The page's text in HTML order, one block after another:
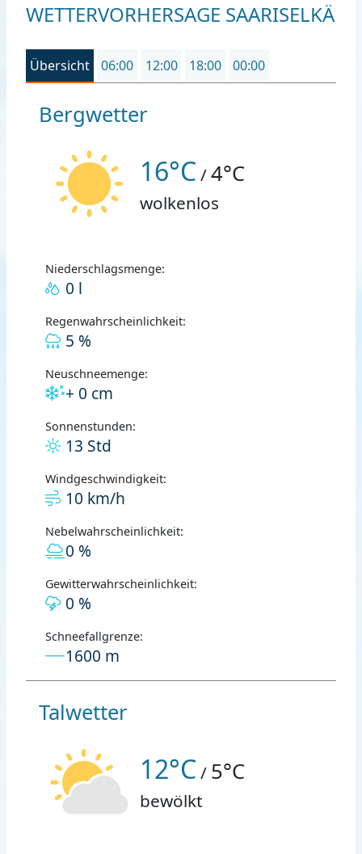
WETTERVORHERSAGE SAARISELKÄ
Übersicht 06:00 12:00 18:00 00:00
Bergwetter
16°C /4°C
wolkenlos
Niederschlagsmenge:
0 l
Regenwahrscheinlichkeit:
5 %
Neuschneemenge:
+ 0 cm
Sonnenstunden:
13 Std
Windgeschwindigkeit:
10 km/h
Nebelwahrscheinlichkeit:
0 %
Gewitterwahrscheinlichkeit:
0 %
Schneefallgrenze:
1600 m
Talwetter
12°C / 5°C
bewölkt